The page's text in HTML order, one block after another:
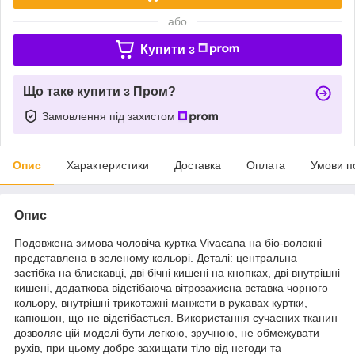
або
Купити з
Що таке купити з Пром?
Замовлення під захистом
Опис Характеристики Доставка Оплата Умови
Опис
Подовжена зимова чоловіча куртка Vivacana на біо-волокні
представлена в зеленому кольорі. Деталі: центральна
застібка на блискавці, дві бічні кишені на кнопках, дві внутрішні
кишені, додаткова відстібаюча вітрозахисна вставка чорного
кольору, внутрішні трикотажні манжети в рукавах куртки,
капюшон, що не відстібається. Використання сучасних тканин
дозволяє цій моделі бути легкою, зручною, не обмежувати
рухів, при цьому добре захищати тіло від негоди та